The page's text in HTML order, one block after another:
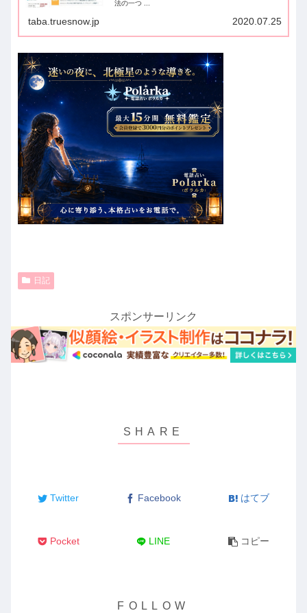
taba.truesnow.jp 2020.07.25
日記
スポンサーリンク
Twitter Facebook はてブ
Pocket LINE コピー